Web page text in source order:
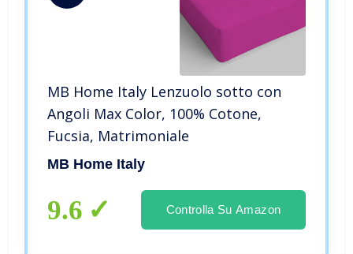
MB Home Italy Lenzuolo sotto con
Angoli Max Color, 100% Cotone,
Fucsia, Matrimoniale
MB Home Italy
9.6 Controlla Su Amazon